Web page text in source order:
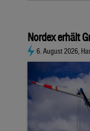
Nordex erhält
6. August 2026,